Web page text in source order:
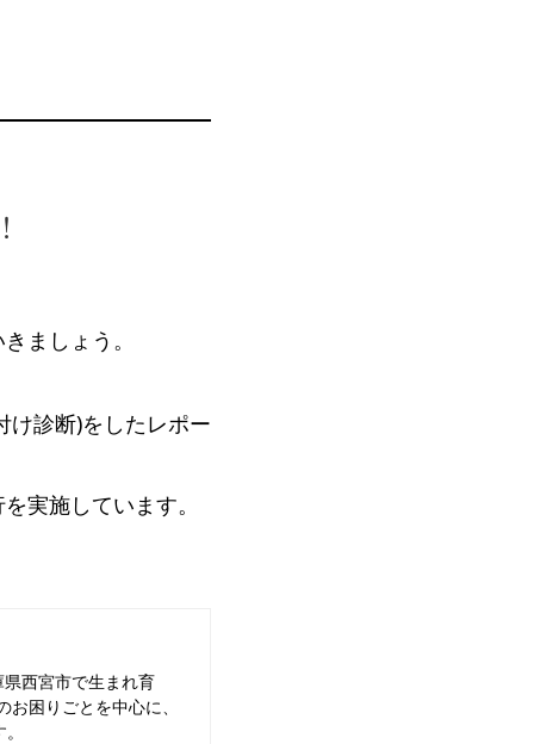
ましょう。
け診断)をしたレポー
実施しています。
西宮市で生まれ育
困りごとを中心に、